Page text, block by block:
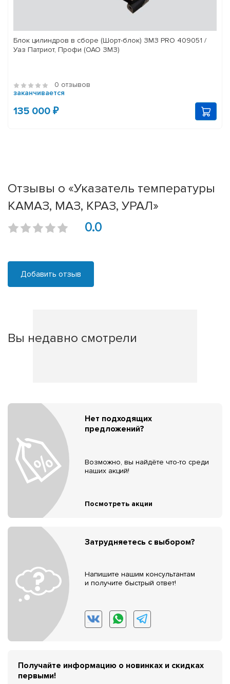
Блок цилиндров в сборе (Шорт-блок) ЗМЗ PRO 409051 /
Уаз Патриот, Профи (ОАО ЗМЗ)
0 отзывов
заканчивается
135 000 ₽
Отзывы о «Указатель температуры
КАМАЗ, МАЗ, КРАЗ, УРАЛ»
0.0
Добавить отзыв
Вы недавно смотрели
Нет подходящих
предложений?
Возможно, вы найдёте что-то среди
наших акций!
Посмотреть акции
Затрудняетесь с выбором?
Напишите нашим консультантам
и получите быстрый ответ!
Получайте информацию о новинках и скидках
первыми!